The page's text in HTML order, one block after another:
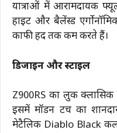
यात्राओं में आरामदायक
हाइट और बैलेंस्ड
काफी हद तक कम करते हैं।
डिजाइन और स्टाइल
Z900RS का लुक क्लासिक
इसमें मॉडर्न टच का
मेटैलिक Diablo Black